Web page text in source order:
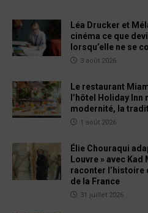
Léa Drucker et
cinéma ce que
lorsqu’elle ne se
3 août 2026
Le restaurant
l’hôtel Holiday
modernité, la
1 août 2026
Élie Chouraqui
Louvre » avec
raconter l’histoire
de la France
31 juillet 2026